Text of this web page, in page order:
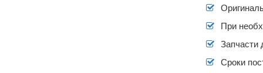
При
Запчасти
Сроки